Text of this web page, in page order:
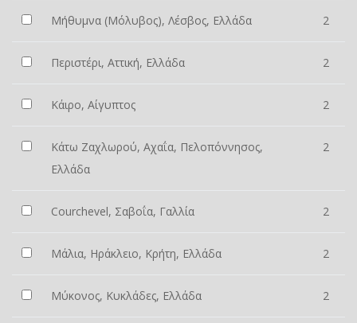
Μήθυμνα (Μόλυβος), Λέσβος, Ελλάδα 2
Περιστέρι, Αττική, Ελλάδα 2
Κάιρο, Αίγυπτος 2
Κάτω Ζαχλωρού, Αχαΐα, Πελοπόννησος,
Ελλάδα
2
Courchevel, Σαβοΐα, Γαλλία 2
Μάλια, Ηράκλειο, Κρήτη, Ελλάδα 2
Μύκονος, Κυκλάδες, Ελλάδα 2